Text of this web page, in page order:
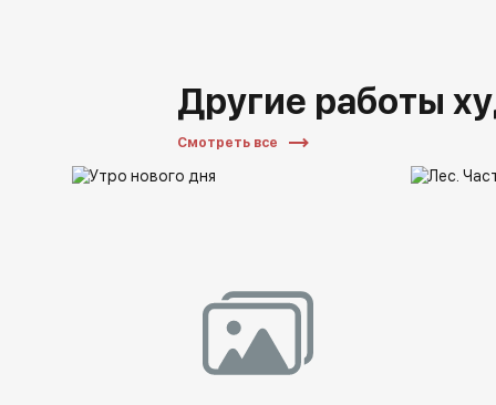
Другие работы
Смотреть все